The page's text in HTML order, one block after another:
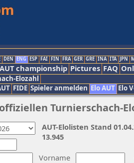
DEN ENG ESP FAI FIN FRA GER GRE INA ITA JPN
AUT championship Pictures FAQ
Elozahl
FIDE Spieler anmelden Elo AUT Elo
Turnierschach-
Vorname
AUT-Elolisten Stand
13.945